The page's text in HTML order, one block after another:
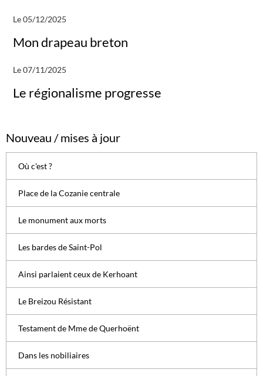
Le 05/12/2025
Mon drapeau breton
Le 07/11/2025
Le régionalisme progresse
Nouveau / mises à jour
Où c'est ?
Place de la Cozanie centrale
Le monument aux morts
Les bardes de Saint-Pol
Ainsi parlaient ceux de Kerhoant
Le Breizou Résistant
Testament de Mme de Querhoënt
Dans les nobiliaires